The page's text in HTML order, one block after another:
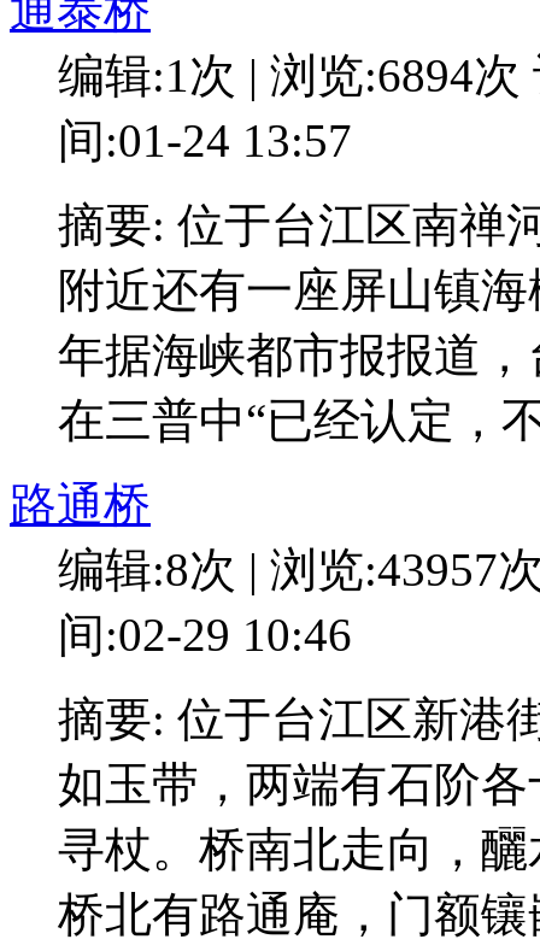
编辑:1次 | 浏览:6894次
间:01-24 13:57
摘要: 位于台江区南禅
附近还有一座屏山镇
年据海峡都市报报道
在三普中“已经认定，
路通桥
编辑:8次 | 浏览:43957
间:02-29 10:46
摘要: 位于台江区新港
如玉带，两端有石阶
寻杖。桥南北走向，
桥北有路通庵，门额